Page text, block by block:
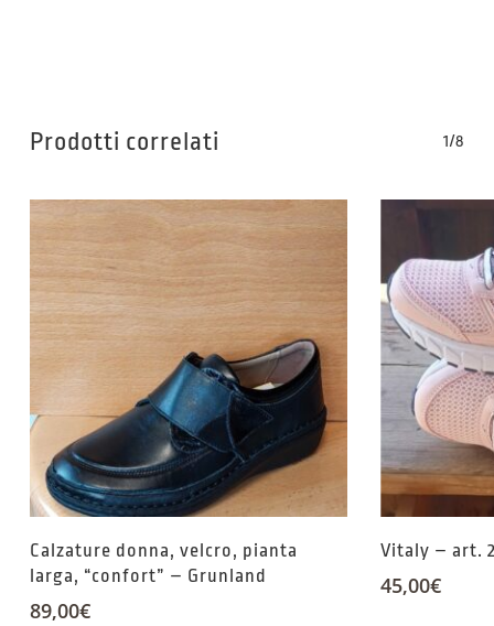
Prodotti correlati 1/8
Calzature donna, velcro, pianta
larga, “confort” – Grunland
89,00€
Vitaly – art.
45,00€